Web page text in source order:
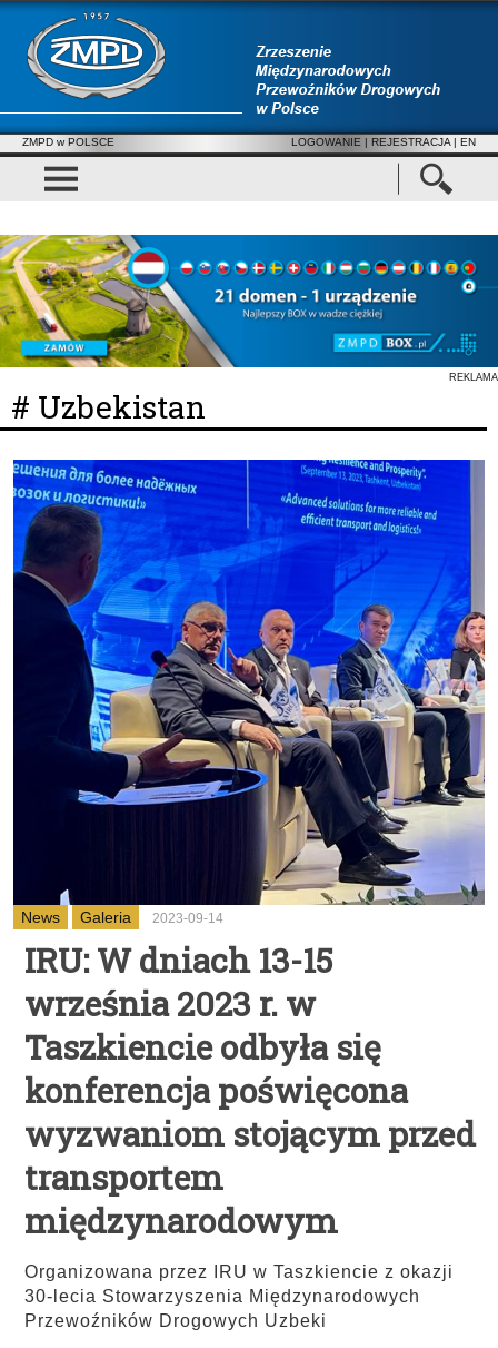
ZMPD w POLSCE LOGOWANIE | REJESTRACJA | EN
REKLAMA
# Uzbekistan
News Galeria 2023-09-14
IRU: W dniach 13-15
września 2023 r. w
Taszkiencie odbyła się
konferencja poświęcona
wyzwaniom stojącym przed
transportem
międzynarodowym
Organizowana przez IRU w Taszkiencie z okazji
30-lecia Stowarzyszenia Międzynarodowych
Przewoźników Drogowych Uzbeki